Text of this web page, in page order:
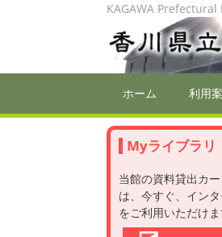
KAGAWA
ホーム 利用
Myライブラリ
当館の資料貸出カ
は、今すぐ、イン
をご利用いただけま